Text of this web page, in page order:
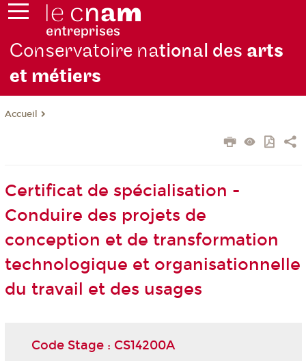
Conservatoire national des arts
et métiers
Accueil
Certificat de spécialisation -
Conduire des projets de
conception et de transformation
technologique et organisationnelle
du travail et des usages
Code Stage : CS14200A